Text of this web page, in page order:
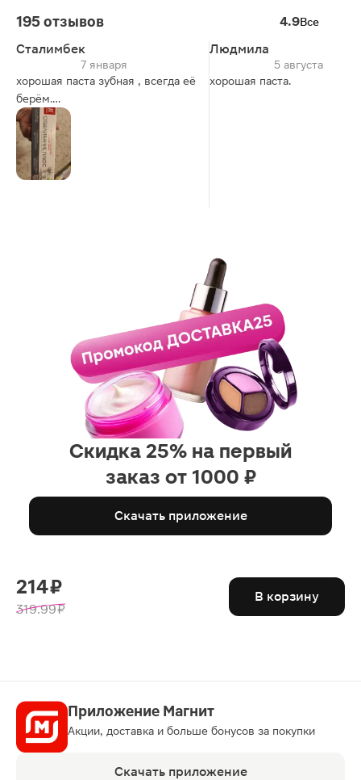
195 отзывов 4.9Все
Сталимбек
7 января
хорошая паста зубная , всегда её
берём.
советую
магнит косметик . девочки там
все вежливые , общительные ,
красивые
Людмила
5 августа
хорошая паста.
Скидка 25% на первый
заказ от 1000 ₽
Скачать приложение
214 ₽
319.99 ₽
В корзину
Приложение Магнит
Акции, доставка и больше бонусов за покупки
Скачать приложение